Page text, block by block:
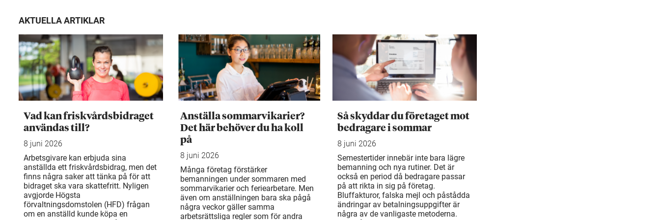
AKTUELLA ARTIKLAR
Vad kan friskvårdsbidraget
användas till?
8 juni 2026
Arbetsgivare kan erbjuda sina
anställda ett friskvårdsbidrag, men det
finns några saker att tänka på för att
bidraget ska vara skattefritt. Nyligen
avgjorde Högsta
förvaltningsdomstolen (HFD) frågan
om en anställd kunde köpa en
Anställa sommarvikarier?
Det här behöver du ha koll
på
8 juni 2026
Många företag förstärker
bemanningen under sommaren med
sommarvikarier och feriearbetare. Men
även om anställningen bara ska pågå
några veckor gäller samma
arbetsrättsliga regler som för andra
Så skyddar du företaget mot
bedragare i sommar
8 juni 2026
Semestertider innebär inte bara lägre
bemanning och nya rutiner. Det är
också en period då bedragare passar
på att rikta in sig på företag.
Bluffakturor, falska mejl och påstådda
ändringar av betalningsuppgifter är
några av de vanligaste metoderna.